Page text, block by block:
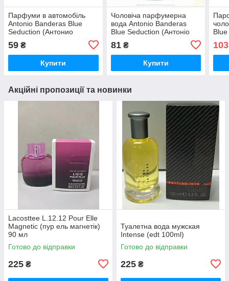
Парфуми в автомобіль
Antonio Banderas Blue
Seduction (Антонио
Бандерас Блю Седакшн)
12 мл
59 ₴
Купити
Чоловіча парфумерна
вода Antonio Banderas
Blue Seduction (Антоніо
Бандерас Блю Седакшн)
50 мл
81₴
Купити
55
103
Акційні пропозиції та новинки
Lacosttee L.12.12 Pour Elle
Magnetic (пур ель магнетік)
90 мл
Готово до відправки
225 ₴
Туалетна вода мужская
Intense (edt 100ml)
Готово до відправки
225 ₴